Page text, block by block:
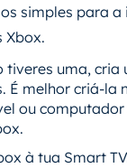
simples para
Xbox.
tiveres uma, cria
É melhor criá-la
ou
à tua Smart